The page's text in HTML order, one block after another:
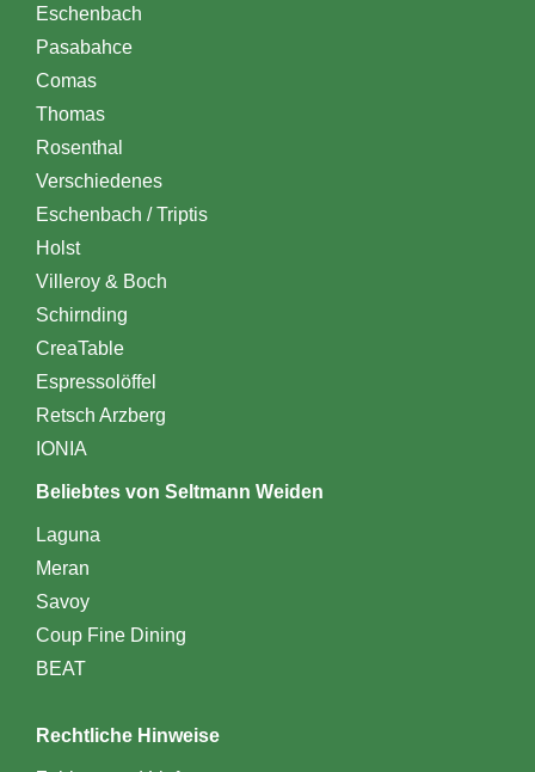
Eschenbach
Pasabahce
Comas
Thomas
Rosenthal
Verschiedenes
Eschenbach / Triptis
Holst
Villeroy & Boch
Schirnding
CreaTable
Espressolöffel
Retsch Arzberg
IONIA
Beliebtes von Seltmann Weiden
Laguna
Meran
Savoy
Coup Fine Dining
BEAT
Rechtliche Hinweise